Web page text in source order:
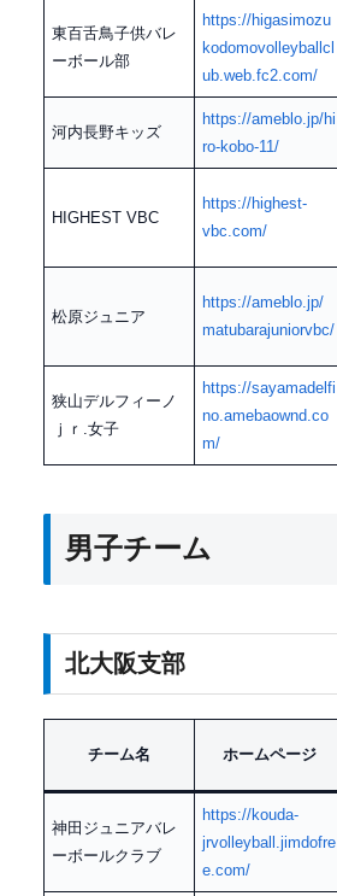
東百舌鳥子供バレ
ーボール部
https://higasimozu
kodomovolleyballcl
ub.web.fc2.com/
河内長野キッズ
https://ameblo.jp/hi
ro-kobo-11/
HIGHEST VBC
https://highest-
vbc.com/
松原ジュニア
https://ameblo.jp/
matubarajuniorvbc/
狭山デルフィーノ
ｊｒ.女子
https://sayamadelfi
no.amebaownd.co
m/
男子チーム
北大阪支部
チーム名 ホームページ
神田ジュニアバレ
ーボールクラブ
https://kouda-
jrvolleyball.jimdofre
e.com/